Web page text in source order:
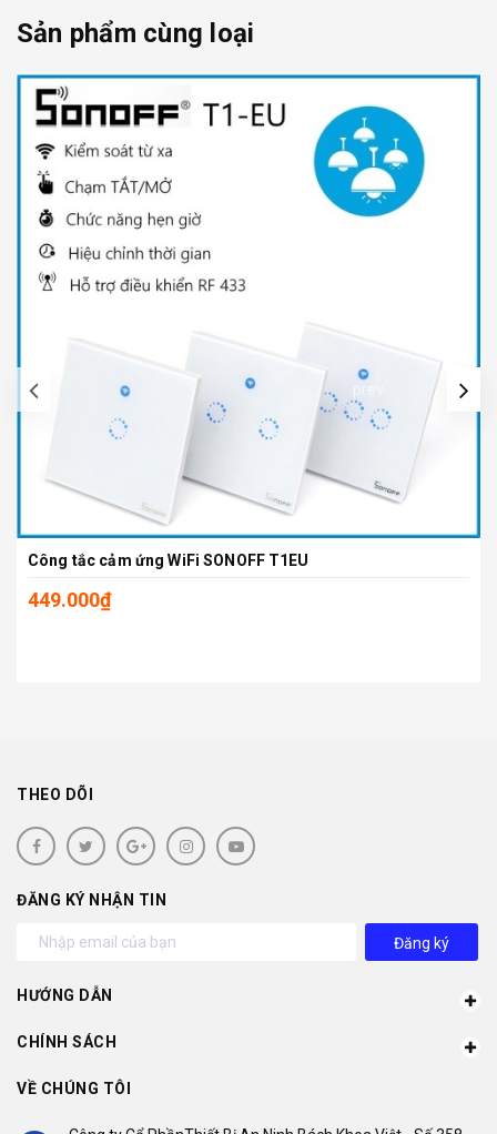
Sản phẩm cùng loại
Công tắc cảm ứng WiFi SONOFF T1EU
449.000₫
THEO DÕI
ĐĂNG KÝ NHẬN TIN
Đăng ký
HƯỚNG DẪN
CHÍNH SÁCH
VỀ CHÚNG TÔI